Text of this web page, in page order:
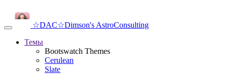
☆DAC☆Dimson's AstroConsulting
Темы
Bootswatch Themes
Cerulean
Slate